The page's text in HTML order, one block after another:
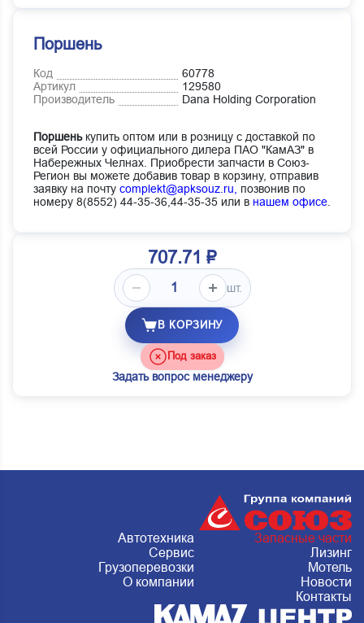
Поршень
Код
60778
Артикул
129580
Производитель
Dana Holding Corporation
Поршенькупить оптом или в розницу с доставкой по
всей России у официального дилера ПАО "КамАЗ" в
Набережных Челнах. Приобрести запчасти в Союз-
Регион вы можете добавив товар в корзину, отправив
заявку на почту complekt@apksouz.ru,
позвонив по
номеру 8(8552) 44-35-36,44-35-35 или в нашем офисе
707.71 ₽
шт.
В КОРЗИНУ
Под заказ
Задать вопрос менеджеру
Автотехника
Запасные части
Сервис
Лизинг
Грузоперевозки
Мотель
О компании
Новости
Контакты